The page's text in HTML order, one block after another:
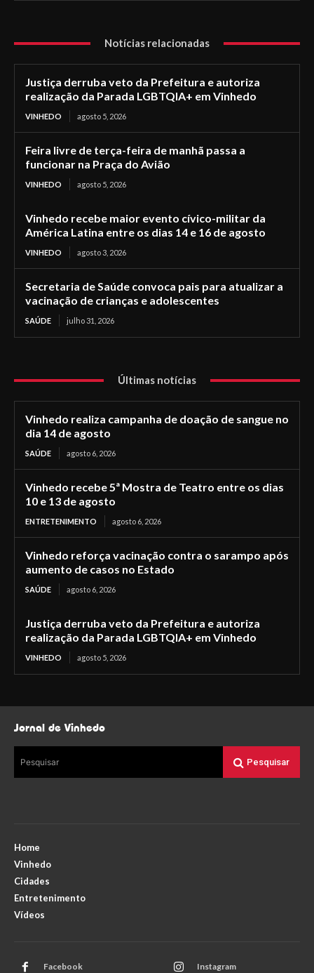
Notícias relacionadas
Justiça derruba veto da Prefeitura e autoriza
realização da Parada LGBTQIA+ em Vinhedo
VINHEDO agosto 5, 2026
Feira livre de terça-feira de manhã passa a
funcionar na Praça do Avião
VINHEDO agosto 5, 2026
Vinhedo recebe maior evento cívico-militar da
América Latina entre os dias 14 e 16 de agosto
VINHEDO agosto 3, 2026
Secretaria de Saúde convoca pais para atualizar a
vacinação de crianças e adolescentes
SAÚDE julho 31, 2026
Últimas notícias
Vinhedo realiza campanha de doação de sangue no
dia 14 de agosto
SAÚDE agosto 6, 2026
Vinhedo recebe 5ª Mostra de Teatro entre os dias
10 e 13 de agosto
ENTRETENIMENTO agosto 6, 2026
Vinhedo reforça vacinação contra o sarampo após
aumento de casos no Estado
SAÚDE agosto 6, 2026
Justiça derruba veto da Prefeitura e autoriza
realização da Parada LGBTQIA+ em Vinhedo
VINHEDO agosto 5, 2026
Jornal de Vinhedo
Pesquisar Pesquisar
Home
Vinhedo
Cidades
Entretenimento
Vídeos
Facebook Instagram